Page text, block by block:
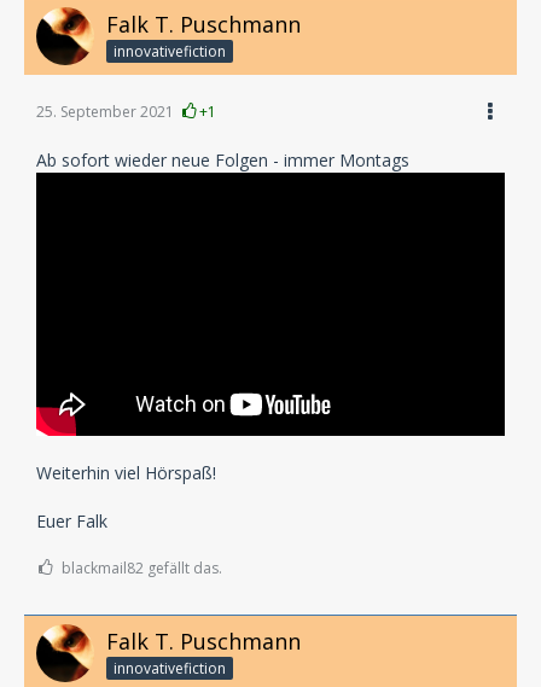
Falk T. Puschmann
innovativefiction
25. September 2021 +1
Ab sofort wieder neue Folgen - immer Montags
Weiterhin viel Hörspaß!
Euer Falk
blackmail82 gefällt das.
Falk T. Puschmann
innovativefiction